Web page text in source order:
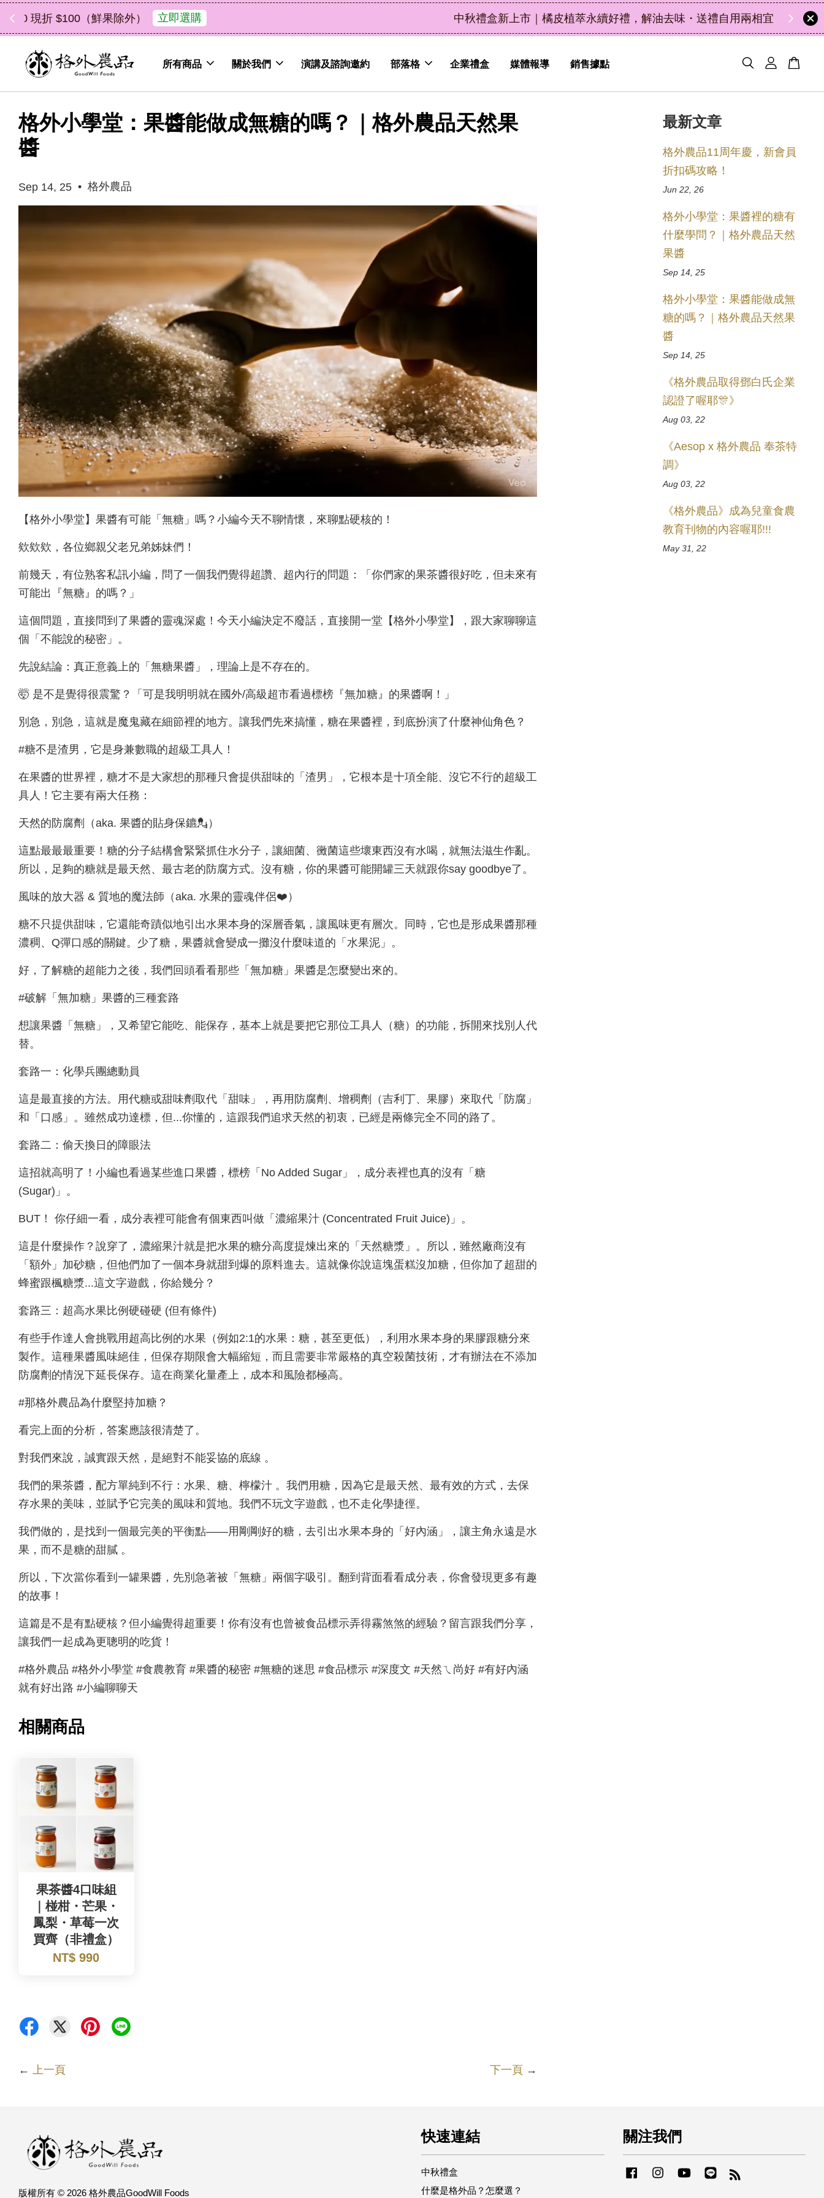
中秋禮盒新上市｜橘皮植萃永續好禮，解油去味・送禮自用兩相宜 了解詳情 46
天
23
小時
3
分鐘
9
秒
所有商品 關於我們 演講及諮詢邀約 部落格 企業禮盒 媒體報導 銷售據點
格外小學堂：果醬能做成無糖的嗎？｜格外農品天然果
醬
Sep 14, 25 • 格外農品
【格外小學堂】果醬有可能「無糖」嗎？小編今天不聊情懷，來聊點硬核的！
欸欸欸，各位鄉親父老兄弟姊妹們！
前幾天，有位熟客私訊小編，問了一個我們覺得超讚、超內行的問題：「你們家的果茶醬很好吃，但未來有
可能出『無糖』的嗎？」
這個問題，直接問到了果醬的靈魂深處！今天小編決定不廢話，直接開一堂【格外小學堂】，跟大家聊聊這
個「不能說的秘密」。
先說結論：真正意義上的「無糖果醬」，理論上是不存在的。
🤯 是不是覺得很震驚？「可是我明明就在國外/高級超市看過標榜『無加糖』的果醬啊！」
別急，別急，這就是魔鬼藏在細節裡的地方。讓我們先來搞懂，糖在果醬裡，到底扮演了什麼神仙角色？
#糖不是渣男，它是身兼數職的超級工具人！
在果醬的世界裡，糖才不是大家想的那種只會提供甜味的「渣男」，它根本是十項全能、沒它不行的超級工
具人！它主要有兩大任務：
天然的防腐劑（aka. 果醬的貼身保鑣💂）
這點最最最重要！糖的分子結構會緊緊抓住水分子，讓細菌、黴菌這些壞東西沒有水喝，就無法滋生作亂。
所以，足夠的糖就是最天然、最古老的防腐方式。沒有糖，你的果醬可能開罐三天就跟你say goodbye了。
風味的放大器 & 質地的魔法師（aka. 水果的靈魂伴侶❤️）
糖不只提供甜味，它還能奇蹟似地引出水果本身的深層香氣，讓風味更有層次。同時，它也是形成果醬那種
濃稠、Q彈口感的關鍵。少了糖，果醬就會變成一攤沒什麼味道的「水果泥」。
好，了解糖的超能力之後，我們回頭看看那些「無加糖」果醬是怎麼變出來的。
#破解「無加糖」果醬的三種套路
想讓果醬「無糖」，又希望它能吃、能保存，基本上就是要把它那位工具人（糖）的功能，拆開來找別人代
替。
套路一：化學兵團總動員
這是最直接的方法。用代糖或甜味劑取代「甜味」，再用防腐劑、增稠劑（吉利丁、果膠）來取代「防腐」
和「口感」。雖然成功達標，但...你懂的，這跟我們追求天然的初衷，已經是兩條完全不同的路了。
套路二：偷天換日的障眼法
這招就高明了！小編也看過某些進口果醬，標榜「No Added Sugar」，成分表裡也真的沒有「糖
(Sugar)」。
BUT！ 你仔細一看，成分表裡可能會有個東西叫做「濃縮果汁 (Concentrated Fruit Juice)」。
這是什麼操作？說穿了，濃縮果汁就是把水果的糖分高度提煉出來的「天然糖漿」。所以，雖然廠商沒有
「額外」加砂糖，但他們加了一個本身就甜到爆的原料進去。這就像你說這塊蛋糕沒加糖，但你加了超甜的
蜂蜜跟楓糖漿...這文字遊戲，你給幾分？
套路三：超高水果比例硬碰硬 (但有條件)
有些手作達人會挑戰用超高比例的水果（例如2:1的水果：糖，甚至更低），利用水果本身的果膠跟糖分來
製作。這種果醬風味絕佳，但保存期限會大幅縮短，而且需要非常嚴格的真空殺菌技術，才有辦法在不添加
防腐劑的情況下延長保存。這在商業化量產上，成本和風險都極高。
#那格外農品為什麼堅持加糖？
看完上面的分析，答案應該很清楚了。
對我們來說，誠實跟天然，是絕對不能妥協的底線 。
我們的果茶醬，配方單純到不行：水果、糖、檸檬汁 。我們用糖，因為它是最天然、最有效的方式，去保
存水果的美味，並賦予它完美的風味和質地。我們不玩文字遊戲，也不走化學捷徑。
我們做的，是找到一個最完美的平衡點——用剛剛好的糖，去引出水果本身的「好內涵」，讓主角永遠是水
果，而不是糖的甜膩 。
所以，下次當你看到一罐果醬，先別急著被「無糖」兩個字吸引。翻到背面看看成分表，你會發現更多有趣
的故事！
這篇是不是有點硬核？但小編覺得超重要！你有沒有也曾被食品標示弄得霧煞煞的經驗？留言跟我們分享，
讓我們一起成為更聰明的吃貨！
#格外農品 #格外小學堂 #食農教育 #果醬的秘密 #無糖的迷思 #食品標示 #深度文 #天然ㄟ尚好 #有好內涵
就有好出路 #小編聊聊天
相關商品
果茶醬4口味組
｜椪柑・芒果・
鳳梨・草莓一次
買齊（非禮盒）
NT$ 990
← 上一頁 下一頁 →
最新文章
格外農品11周年慶，新會員
折扣碼攻略！
Jun 22, 26
格外小學堂：果醬裡的糖有
什麼學問？｜格外農品天然
果醬
Sep 14, 25
格外小學堂：果醬能做成無
糖的嗎？｜格外農品天然果
醬
Sep 14, 25
《格外農品取得鄧白氏企業
認證了喔耶🎊》
Aug 03, 22
《Aesop x 格外農品 奉茶特
調》
Aug 03, 22
《格外農品》成為兒童食農
教育刊物的內容喔耶!!!
May 31, 22
版權所有 © 2026 格外農品GoodWill Foods
快速連結
中秋禮盒
什麼是格外品？怎麼選？
關注我們
FacebookInstagramYouTubeLine